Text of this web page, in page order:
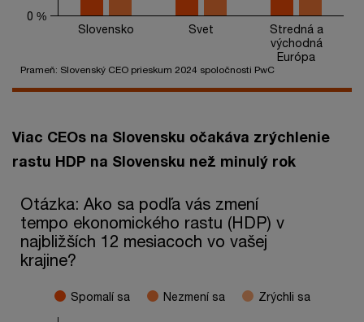
Slovensko Svet
Stredná a
východná
Európa
0 %
Prameň: Slovenský CEO prieskum 2024 spoločnosti PwC
Viac CEOs na Slovensku očakáva zrýchlenie
rastu HDP na Slovensku než minulý rok
Otázka: Ako sa podľa vás zmení tempo ekonomického rastu
Bar chart with 3 data series.
The chart has 1 X axis displaying categories.
The chart has 1 Y axis displaying values. Range: 0 to 120.
Otázka: Ako sa podľa vás zmení
tempo ekonomického rastu (HDP) v
najbližších 12 mesiacoch vo vašej
krajine?
Spomalí sa Nezmení sa Zrýchli sa